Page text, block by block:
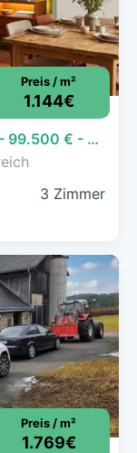
Preis / m²
1.144€
Wohnung zum Kauf - Schwarzenau - 99.500 € - 3 Zimmer, 87 m²
3 Zimmer
Preis / m²
1.769€